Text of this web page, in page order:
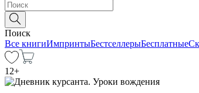
Поиск
Все книгиИмпринтыБестселлерыБесплатные
12+